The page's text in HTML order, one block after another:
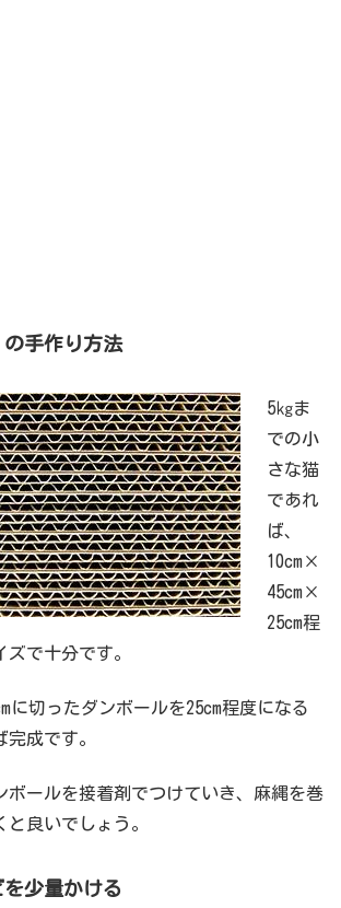
の手作り方法
5㎏ま
での小
さな猫
であれ
ば、
10cm×
45cm×
25cm程
で十分です。
に切ったダンボールを25cm程度になる
成です。
ボールを接着剤でつけていき、麻縄を巻
良いでしょう。
少量かける